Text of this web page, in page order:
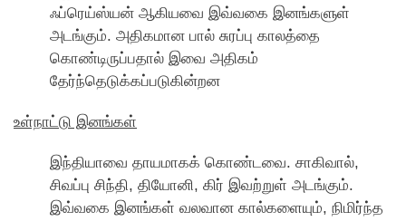
ஃப்ரெய்ஸ்யன் ஆகியவை இவ்வகை இனங்களுள்
அடங்கும். அதிகமான பால் சுரப்பு காலத்தை
கொண்டிருப்பதால் இவை அதிகம்
தேர்ந்தெடுக்கப்படுகின்றன
உள்நாட்டு இனங்கள்
இந்தியாவை தாயமாகக் கொண்டவை. சாகிவால்,
சிவப்பு சிந்தி, தியோனி, கிர் இவற்றுள் அடங்கும்.
இவ்வகை இனங்கள் வலவான கால்களையும், நிமிர்ந்த